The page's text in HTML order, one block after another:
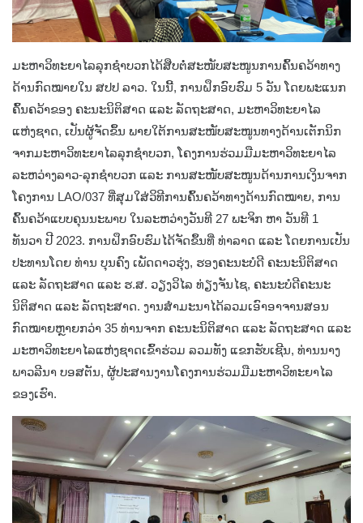
ມະຫາວິທະຍາໄລລຸກຊໍາບວກໄດ້ສືບຕໍ່ສະໜັບສະໜູນການຄົ້ນຄວ້າທາງ
ດ້ານກົດໝາຍໃນ ສປປ ລາວ. ໃນນີ້, ການຝຶກອົບຮົມ 5 ວັນ ໂດຍພະແນກ
ຄົ້ນຄວ້າຂອງ ຄະນະນິຕິສາດ ແລະ ລັດຖະສາດ, ມະຫາວິທະຍາໄລ
ແຫ່ງຊາດ, ເປັນຜູ້ຈັດຂຶ້ນ ພາຍໃຕ້ການສະໜັບສະໜູນທາງດ້ານເຕັກນິກ
ຈາກມະຫາວິທະຍາໄລລຸກຊໍາບວກ, ໂຄງການຮ່ວມມືມະຫາວິທະຍາໄລ
ລະຫວ່າງລາວ-ລຸກຊໍາບວກ ແລະ ການສະໜັບສະໜູນດ້ານການເງິນຈາກ
ໂຄງການ LAO/037 ທີ່ສຸມໃສ່ວິທີການຄົ້ນຄວ້າທາງດ້ານກົດໝາຍ, ການ
ຄົ້ນຄວ້າແບບຄຸນນະພາບ ໃນລະຫວ່າງວັນທີ 27 ພະຈິກ ຫາ ວັນທີ 1
ທັນວາ ປີ 2023. ການຝຶກອົບຮົມໄດ້ຈັດຂຶ້ນທີ່ ທ່າລາດ ແລະ ໂດຍການເປັນ
ປະທານໂດຍ ທ່ານ ບຸນຄົງ ເພັດດາວຮຸ່ງ, ຮອງຄະນະບໍດີ ຄະນະນິຕິສາດ
ແລະ ລັດຖະສາດ ແລະ ຮ.ສ. ວຽງວິໄລ ທ່ຽງຈັນໄຊ, ຄະນະບໍດີຄະນະ
ນິຕິສາດ ແລະ ລັດຖະສາດ. ງານສໍາມະນາໄດ້ລວມເອົາອາຈານສອນ
ກົດໝາຍຫຼາຍກວ່າ 35 ທ່ານຈາກ ຄະນະນິຕິສາດ ແລະ ລັດຖະສາດ ແລະ
ມະຫາວິທະຍາໄລແຫ່ງຊາດເຂົ້າຮ່ວມ ລວມທັງ ແຂກຮັບເຊີນ, ທ່ານນາງ
ພາວລີນາ ບອສຕັນ, ຜູ້ປະສານງານໂຄງການຮ່ວມມືມະຫາວິທະຍາໄລ
ຂອງເຮົາ.